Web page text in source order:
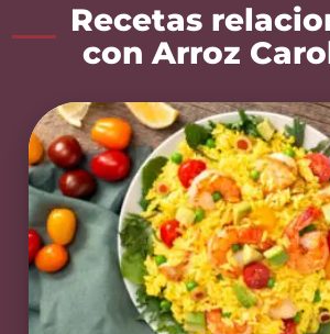
Recetas
con Arroz